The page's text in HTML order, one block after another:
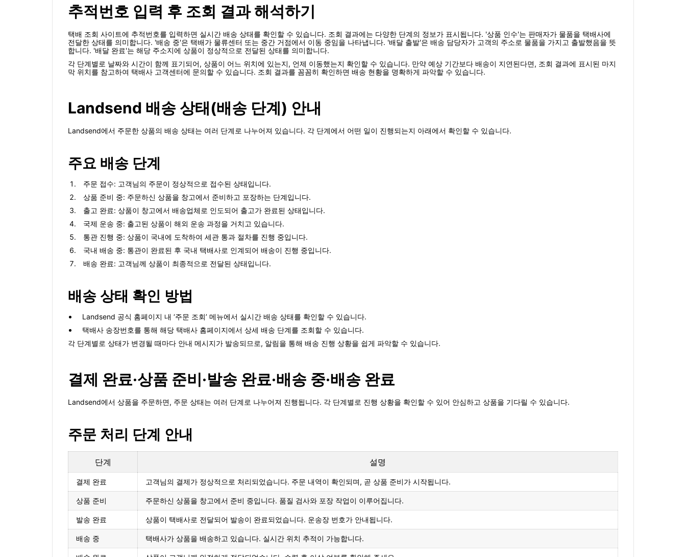
추적번호 입력 후 조회 결과 해석하기
택배 조회 사이트에 추적번호를 입력하면 실시간 배송 상태를 확인할 수 있습니다. 조회 결과에는 다양한 단계의 정보가 표시됩니다. '상품 인수'는 판매자가 물품을 택배사에
전달한 상태를 의미합니다. '배송 중'은 택배가 물류센터 또는 중간 거점에서 이동 중임을 나타냅니다. '배달 출발'은 배송 담당자가 고객의 주소로 물품을 가지고 출발했음을 뜻
합니다. '배달 완료'는 해당 주소지에 상품이 정상적으로 전달된 상태를 의미합니다.
각 단계별로 날짜와 시간이 함께 표기되어, 상품이 어느 위치에 있는지, 언제 이동했는지 확인할 수 있습니다. 만약 예상 기간보다 배송이 지연된다면, 조회 결과에 표시된 마지
막 위치를 참고하여 택배사 고객센터에 문의할 수 있습니다. 조회 결과를 꼼꼼히 확인하면 배송 현황을 명확하게 파악할 수 있습니다.
Landsend 배송 상태(배송 단계) 안내
Landsend에서 주문한 상품의 배송 상태는 여러 단계로 나누어져 있습니다. 각 단계에서 어떤 일이 진행되는지 아래에서 확인할 수 있습니다.
주요 배송 단계
주문 접수: 고객님의 주문이 정상적으로 접수된 상태입니다.
상품 준비 중: 주문하신 상품을 창고에서 준비하고 포장하는 단계입니다.
출고 완료: 상품이 창고에서 배송업체로 인도되어 출고가 완료된 상태입니다.
국제 운송 중: 출고된 상품이 해외 운송 과정을 거치고 있습니다.
통관 진행 중: 상품이 국내에 도착하여 세관 통과 절차를 진행 중입니다.
국내 배송 중: 통관이 완료된 후 국내 택배사로 인계되어 배송이 진행 중입니다.
배송 완료: 고객님께 상품이 최종적으로 전달된 상태입니다.
배송 상태 확인 방법
Landsend 공식 홈페이지 내 ‘주문 조회’ 메뉴에서 실시간 배송 상태를 확인할 수 있습니다.
택배사 송장번호를 통해 해당 택배사 홈페이지에서 상세 배송 단계를 조회할 수 있습니다.
각 단계별로 상태가 변경될 때마다 안내 메시지가 발송되므로, 알림을 통해 배송 진행 상황을 쉽게 파악할 수 있습니다.
결제 완료·상품 준비·발송 완료·배송 중·배송 완료
Landsend에서 상품을 주문하면, 주문 상태는 여러 단계로 나누어져 진행됩니다. 각 단계별로 진행 상황을 확인할 수 있어 안심하고 상품을 기다릴 수 있습니다.
주문 처리 단계 안내
단계 설명
결제 완료 고객님의 결제가 정상적으로 처리되었습니다. 주문 내역이 확인되며, 곧 상품 준비가 시작됩니다.
상품 준비 주문하신 상품을 창고에서 준비 중입니다. 품질 검사와 포장 작업이 이루어집니다.
발송 완료 상품이 택배사로 전달되어 발송이 완료되었습니다. 운송장 번호가 안내됩니다.
배송 중 택배사가 상품을 배송하고 있습니다. 실시간 위치 추적이 가능합니다.